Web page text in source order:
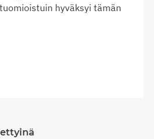
hyväksyi tämän